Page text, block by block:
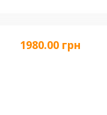
1980.00 грн